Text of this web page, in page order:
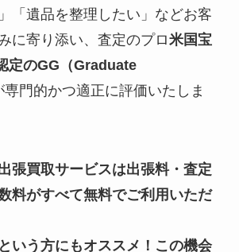
「遺品を整理したい」などお客
に寄り添い、査定のプロ米国宝
定のGG（Graduate
専門的かつ適正に評価いたしま
張買取サービスは出張料・査定
料がすべて無料でご利用いただ
いう方にもオススメ！この機会